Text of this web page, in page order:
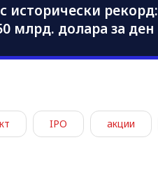
исторически
млрд. долара за ден
IPO акции